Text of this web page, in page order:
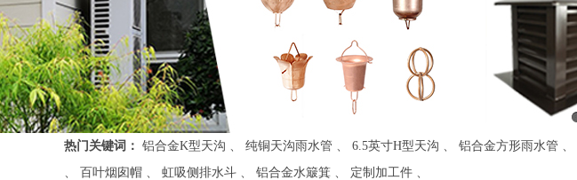
热门关键词： 铝合金K型天沟 、 纯铜天沟雨水管 、 6.5英寸H型天沟 、 铝合金方形雨水管 、
、 百叶烟囱帽 、 虹吸侧排水斗 、 铝合金水簸箕 、 定制加工件 、